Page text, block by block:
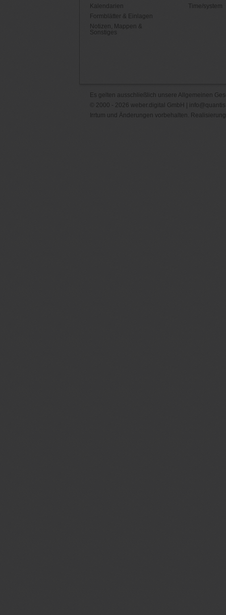
Kalendarien
Formblätter & Einlagen
Notizen, Mappen &
Sonstiges
Time/system
Es gelten ausschließlich unsere Allgemeinen
© 2000 - 2026 weber.digital GmbH |
Irrtum und Änderungen vorbehalten.